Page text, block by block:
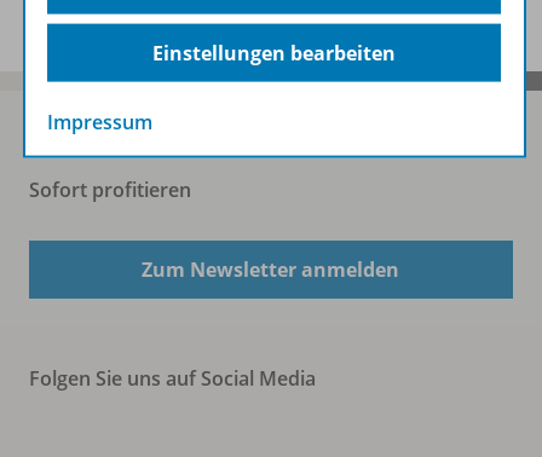
Sofort profitieren
Zum Newsletter anmelden
Folgen Sie uns auf Social Media
Einstellungen bearbeiten
Impressum